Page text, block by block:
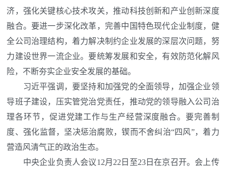
济，强化关键核心技术攻关，推动科技创新和产业创新深度
融合。要进一步深化改革，完善中国特色现代企业制度，健
全公司治理结构，着力解决制约企业发展的深层次问题，努
力建设世界一流企业。要统筹发展和安全，有效防范化解风
险，不断夯实企业安全发展的基础。
习近平强调，要坚持和加强党的全面领导，加强企业领
导班子建设，压实管党治党责任，推动党的领导融入公司治
理各环节，促进党建工作与生产经营深度融合。要完善制
度、强化监督，坚决惩治腐败，锲而不舍纠治“四风”，着力
营造风清气正的政治生态。
中央企业负责人会议12月22日至23日在京召开。会上传